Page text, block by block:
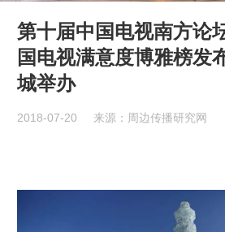
第十届中国电视南方论
国电视满意度博雅榜发
城举办
2018-07-20 来源：周边传播研究网